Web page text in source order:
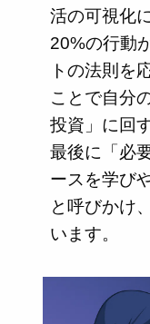
活の可視化
20%の行動
トの法則を
ことで自分
投資」に回
最後に「必
ースを学び
と呼びかけ
います。